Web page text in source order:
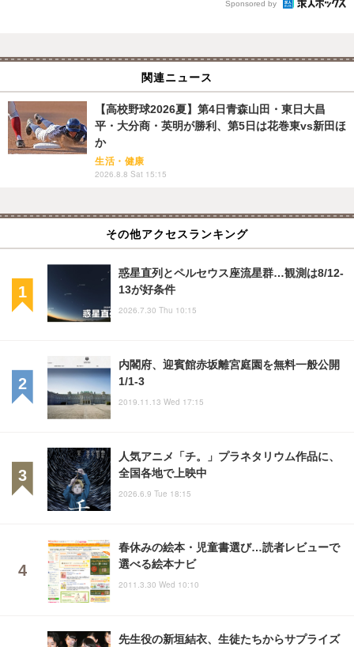
Sponsored by
関連ニュース
【高校野球2026夏】第4日青森山田・東日大昌
平・大分商・英明が勝利、第5日は花巻東vs新田ほ
か
生活・健康
2026.8.8 Sat 15:15
その他アクセスランキング
惑星直列とペルセウス座流星群…観測は8/12-
13が好条件
2026.7.30 Thu 10:15
内閣府、迎賓館赤坂離宮庭園を無料一般公開
1/1-3
2019.11.13 Wed 17:15
人気アニメ「チ。」プラネタリウム作品に、
全国各地で上映中
2026.6.9 Tue 18:15
春休みの絵本・児童書選び…読者レビューで
選べる絵本ナビ
2011.3.30 Wed 10:10
先生役の新垣結衣、生徒たちからサプライズ